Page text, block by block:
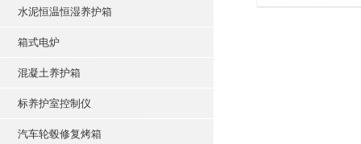
水泥恒温恒湿养护箱
箱式电炉
混凝土养护箱
标养护室控制仪
汽车轮毂修复烤箱
适用于施工现场，